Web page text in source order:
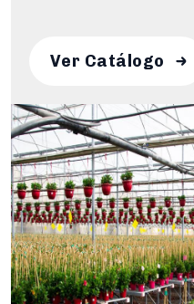
Ver Catálogo